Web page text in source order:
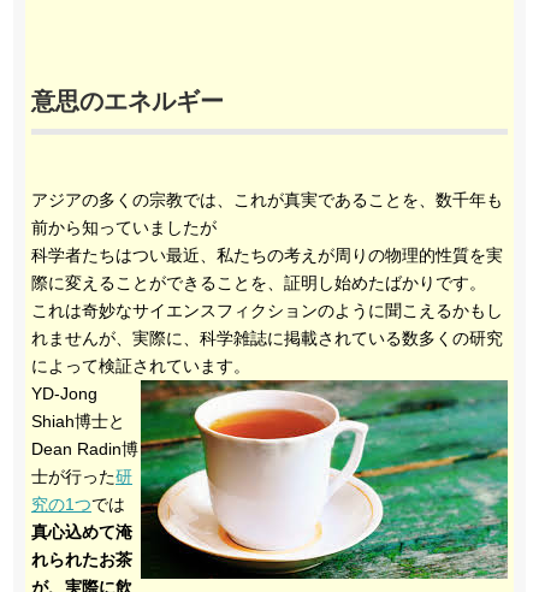
意思のエネルギー
アジアの多くの宗教では、これが真実であることを、数千年も
前から知っていましたが
科学者たちはつい最近、私たちの考えが周りの物理的性質を実
際に変えることができることを、証明し始めたばかりです。
これは奇妙なサイエンスフィクションのように聞こえるかもし
れませんが、実際に、科学雑誌に掲載されている数多くの研究
によって検証されています。
YD-Jong
Shiah博士と
Dean Radin博
士が行った研
究の1つでは
真心込めて淹
れられたお茶
が、実際に飲